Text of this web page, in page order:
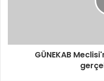
GÜNEKAB